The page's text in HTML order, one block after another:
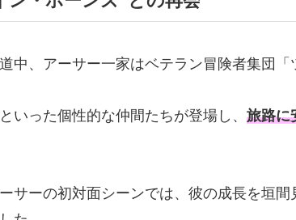
中、アーサー一家はベテラン冒険者集団「
いった個性的な仲間たちが登場し、 旅路に
サーの初対面シーンでは、彼の成長を垣